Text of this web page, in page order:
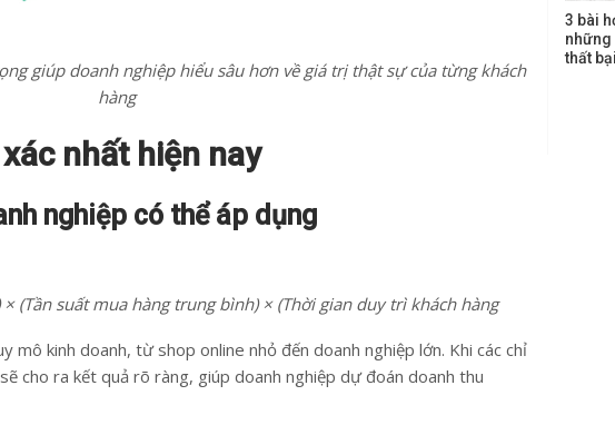
giúp doanh nghiệp hiểu sâu hơn về giá trị thật sự của từng khách
hàng
nhất hiện nay
nghiệp có thể áp dụng
(Tần suất mua hàng trung bình) × (Thời gian duy trì khách hàng
mô kinh doanh, từ shop online nhỏ đến doanh nghiệp lớn. Khi các chỉ
cho ra kết quả rõ ràng, giúp doanh nghiệp dự đoán doanh thu
3 bài
những
thất bại